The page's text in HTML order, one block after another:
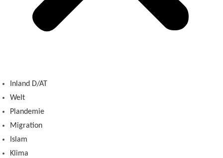
Inland D/AT
Welt
Plandemie
Migration
Islam
Klima